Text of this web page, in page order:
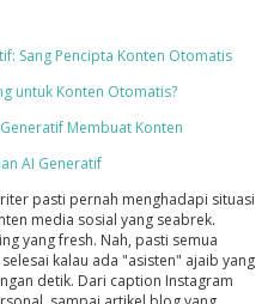
Sang Pencipta Konten Otomatis
untuk Konten Otomatis?
Membuat Konten
AI Generatif
pasti pernah menghadapi situasi
media sosial yang seabrek.
yang fresh. Nah, pasti semua
kalau ada "asisten" ajaib yang
detik. Dari caption Instagram